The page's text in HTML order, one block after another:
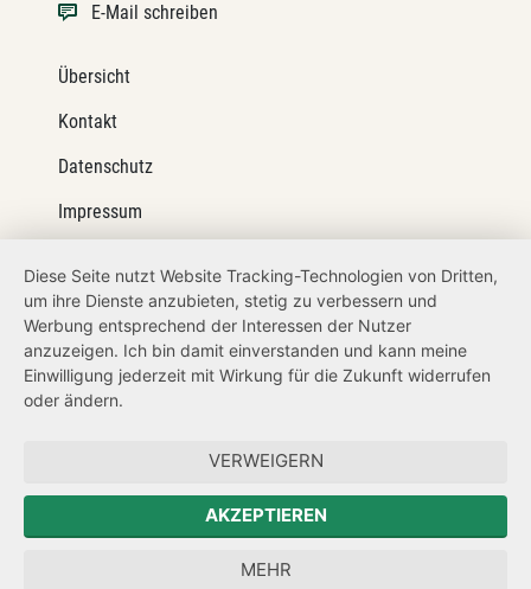
E-Mail schreiben
Übersicht
Kontakt
Datenschutz
Impressum
Netiquette
Transparenzanspruch
Hinweisgeberschutz
Forum Mitteleuropa
Der Sächsische Integrationsbeauftragte
Sächsische Landesbeauftragte zur Aufarbeitung der SED-
Diese Seite nutzt Website Tracking-Technologien von Dritten,
um ihre Dienste anzubieten, stetig zu verbessern und
Werbung entsprechend der Interessen der Nutzer
anzuzeigen. Ich bin damit einverstanden und kann meine
Einwilligung jederzeit mit Wirkung für die Zukunft widerrufen
oder ändern.
VERWEIGERN
AKZEPTIEREN
MEHR